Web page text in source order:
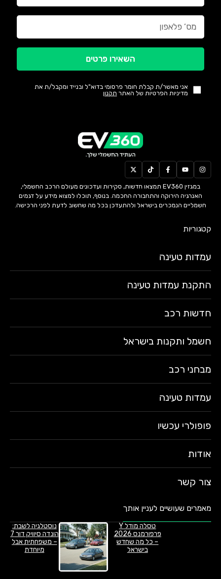
אני מאשר/ת קבלת חומר פרסומי בדוא"ל ובנייד ומקבל/ת את
מדיניות הפרטיות של האתר תקנון
השאירו פרטים
במגזין EV360 תמצאו חדשות, סקירות ועדכונים מעולם הרכב החשמלי,
האנרגיה הירוקה והתחבורה החכמה. בנוסף, תוכלו למצוא מידע על דגמים
חשמליים הנמכרים בישראל ולהתעדכן בכל מה שחשוב לדעת לפני הרכישה.
קטגוריות
עמדות טעינה
התקנת עמדות טעינה
חדשות רכב
חשמל ותקנות בישראל
מבחני רכב
עמדות טעינה
פופולרי עכשיו
אודות
צור קשר
מאמרים שעושיים לעניין אותך
טסלה מודל Y
פרפורמנס 2026
– כל מה שחדש
בישראל
נוסטלגיה לשבת:
הונדה סיוויק דור 7
– משפחתית אבל
מיוחדת